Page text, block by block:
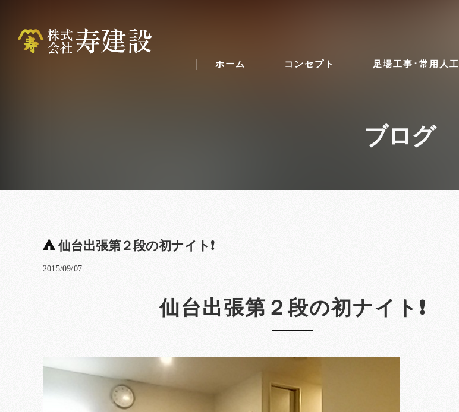
ホーム コンセプト 足場工事･常用人工
ブログ
仙台出張第２段の初ナイト❗
2015/09/07
仙台出張第２段の初ナイト❗